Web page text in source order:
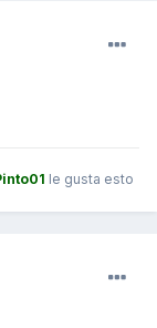
le gusta esto